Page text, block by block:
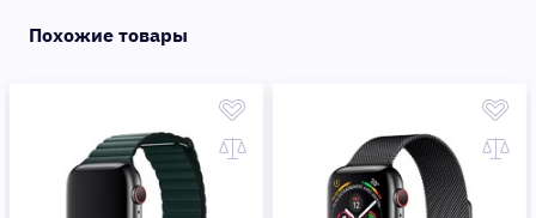
Похожие товары